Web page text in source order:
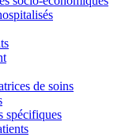
de soins
spécifiques